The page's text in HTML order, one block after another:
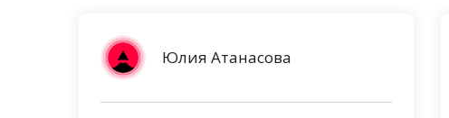
Юлия Атанасова